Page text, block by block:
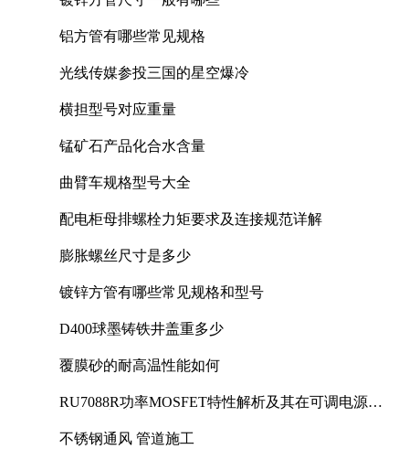
铝方管有哪些常见规格
光线传媒参投三国的星空爆冷
横担型号对应重量
锰矿石产品化合水含量
曲臂车规格型号大全
配电柜母排螺栓力矩要求及连接规范详解
膨胀螺丝尺寸是多少
镀锌方管有哪些常见规格和型号
D400球墨铸铁井盖重多少
覆膜砂的耐高温性能如何
RU7088R功率MOSFET特性解析及其在可调电源设
不锈钢通风 管道施工